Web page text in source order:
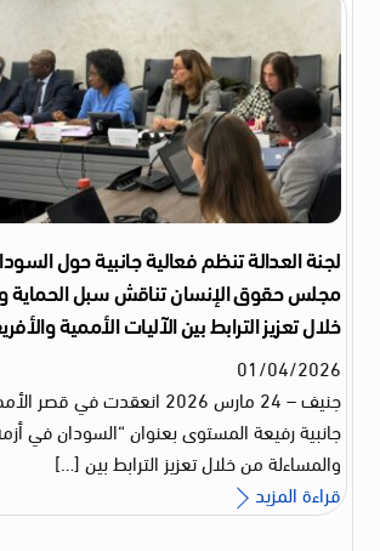
لجنة العدالة تنظم فعالية جانبية حول
مجلس حقوق الإنسان تناقش سبل الحماية
خلال تعزيز الترابط بين الآليات الأممية
01/04/2026
جنيف – 24 مارس 2026 انعقدت في
جانبية رفيعة المستوى بعنوان “السودان في
والمساءلة من خلال تعزيز الترابط بين […]
قراءة المزيد